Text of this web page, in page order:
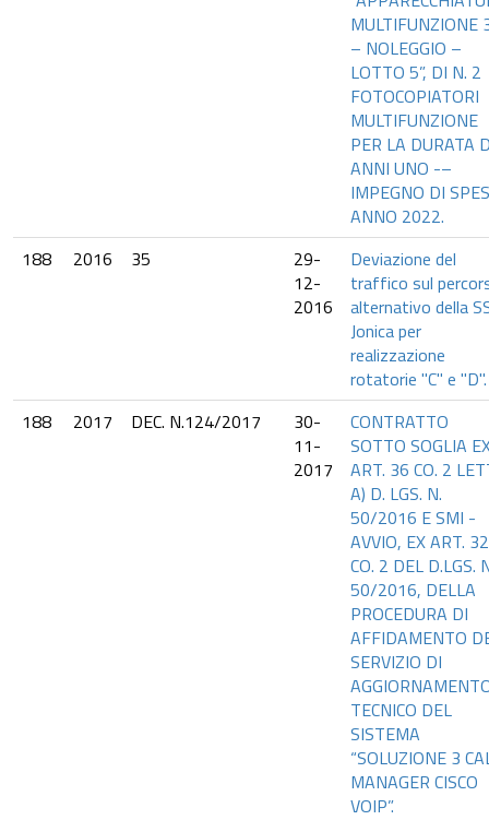
MULTIFUNZIONE
– NOLEGGIO –
LOTTO 5”, DI N. 2
FOTOCOPIATORI
MULTIFUNZIONE
PER LA DURATA
ANNI UNO -–
IMPEGNO DI
ANNO 2022.
188
2016 35
29-
12-
2016
Deviazione del
traffico sul
alternativo della
Jonica per
realizzazione
rotatorie "C" e "D".
188
2017 DEC. N.124/2017
30-
11-
2017
CONTRATTO
SOTTO SOGLIA
ART. 36 CO. 2
A) D. LGS. N.
50/2016 E SMI -
AVVIO, EX ART.
CO. 2 DEL D.LGS.
50/2016, DELLA
PROCEDURA DI
AFFIDAMENTO
SERVIZIO DI
TECNICO DEL
SISTEMA
“SOLUZIONE 3
MANAGER CISCO
VOIP”.